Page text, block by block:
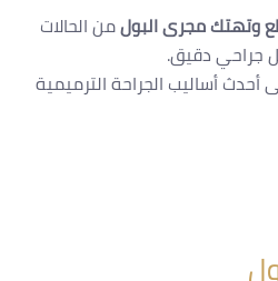
وتهتك مجرى البولمن الحالات
جراحي دقيق.
أحدث أساليب الجراحة الترميمية